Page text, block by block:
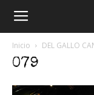
Inicio DEL GALLO
079